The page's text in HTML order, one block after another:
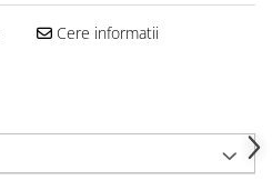
Cere informatii